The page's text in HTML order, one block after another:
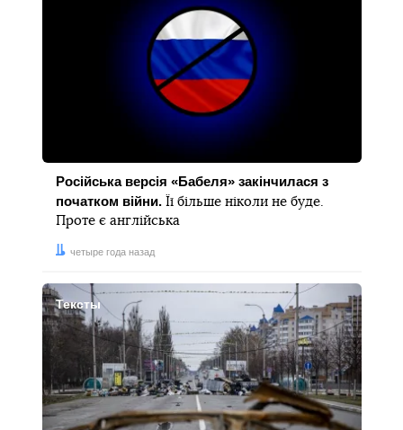
Російська версія «Бабеля» закінчилася з
початком війни.Її більше ніколи не буде.
Проте є англійська
Дата:четыре года назад
Тексты